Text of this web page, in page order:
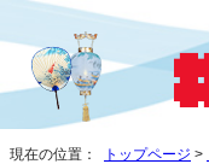
現在の位置： トップページ >